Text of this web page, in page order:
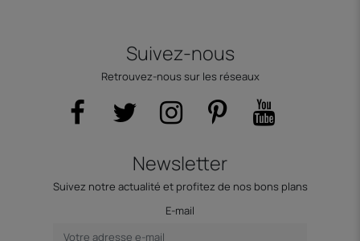
Suivez-nous
Retrouvez-nous sur les réseaux
Newsletter
Suivez notre actualité et profitez de nos bons plans
E-mail